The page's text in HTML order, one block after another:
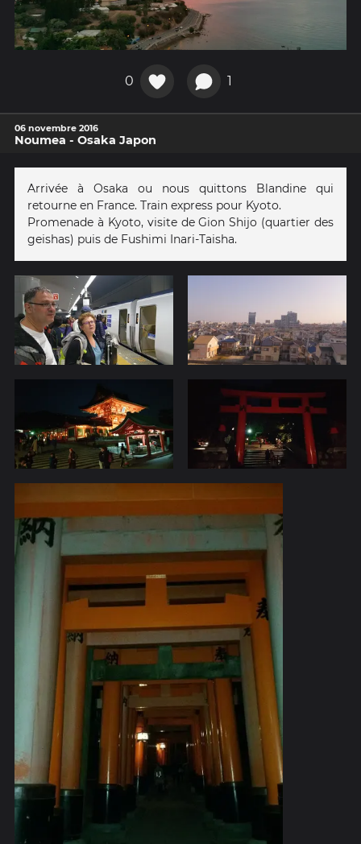
0 1
06 novembre 2016
Noumea - Osaka Japon
Arrivée à Osaka ou nous quittons Blandine qui
retourne en France. Train express pour Kyoto.
Promenade à Kyoto, visite de Gion Shijo (quartier des
geishas) puis de Fushimi Inari-Taisha.